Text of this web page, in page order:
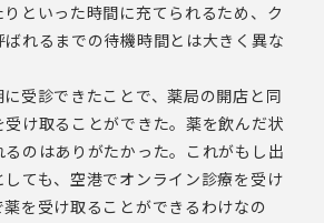
といった時間に充てられるため、ク
ばれるまでの待機時間とは大きく異な
受診できたことで、薬局の開店と同
け取ることができた。薬を飲んだ状
のはありがたかった。これがもし出
ても、空港でオンライン診療を受け
を受け取ることができるわけなの